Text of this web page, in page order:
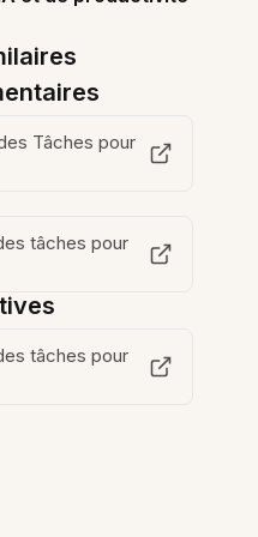
Tâches pour
tâches pour
tâches pour